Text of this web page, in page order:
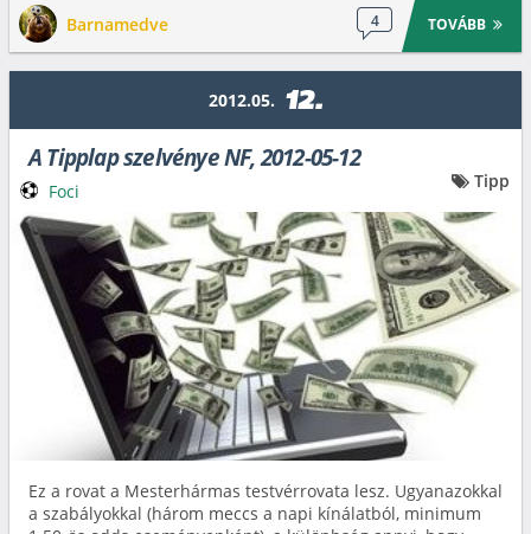
Barnamedve 4 TOVÁBB
2012.05. 12.
A Tipplap szelvénye NF, 2012-05-12
Ez a rovat a Mesterhármas testvérrovata lesz. Ugyanazokkal
a szabályokkal (három meccs a napi kínálatból, minimum
Foci Tipp